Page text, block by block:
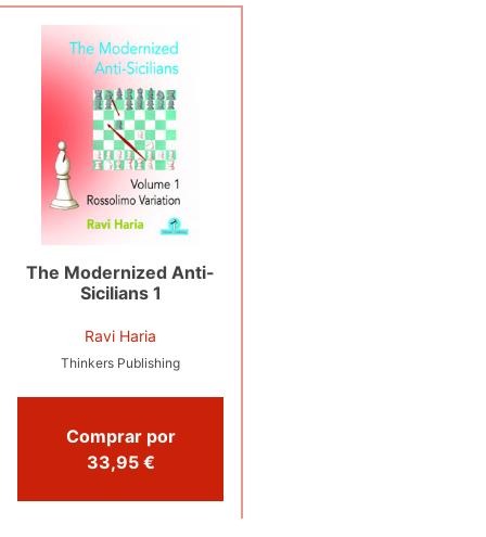
The Modernized Anti-
Sicilians 1
Ravi Haria
Thinkers Publishing
Comprar por
33,95 €